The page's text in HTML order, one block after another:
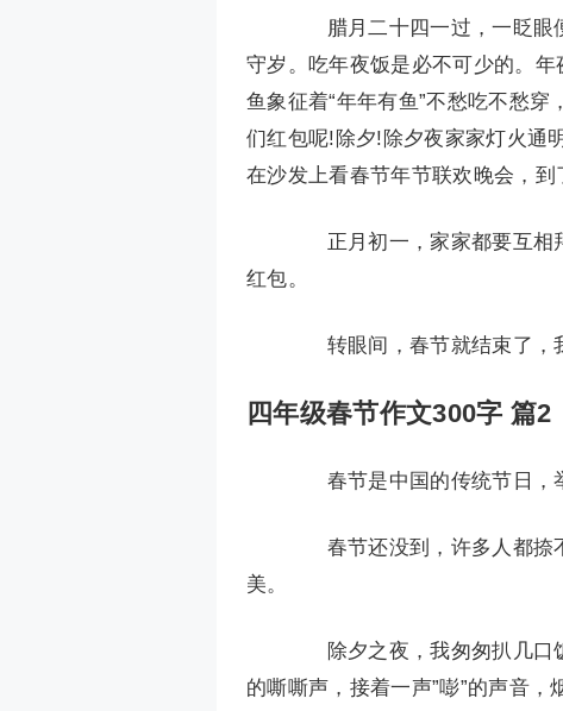
腊月二十四一过，一眨眼便
守岁。吃年夜饭是必不可少的。
鱼象征着“年年有鱼”不愁吃不愁穿
们红包呢!除夕!除夕夜家家灯火通
在沙发上看春节年节联欢晚会，到
正月初一，家家都要互相拜
红包。
转眼间，春节就结束了，
四年级春节作文300字 篇2
春节是中国的传统节日，举
春节还没到，许多人都捺不
美。
除夕之夜，我匆匆扒几口饭
的嘶嘶声，接着一声”嘭”的声音